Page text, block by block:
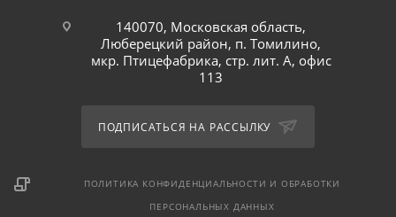
140070, Московская область,
Люберецкий район, п. Томилино,
мкр. Птицефабрика, стр. лит. А, офис
113
ПОДПИСАТЬСЯ НА РАССЫЛКУ
ПОЛИТИКА КОНФИДЕНЦИАЛЬНОСТИ И ОБРАБОТКИ
ПЕРСОНАЛЬНЫХ ДАННЫХ